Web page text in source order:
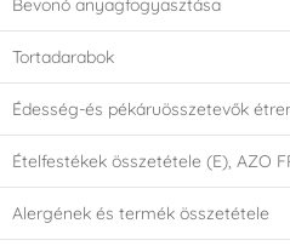
Tortadarabok
Édesség-és pékáruösszetevők
Ételfestékek összetétele (E), AZO
Alergének és termék összetétele